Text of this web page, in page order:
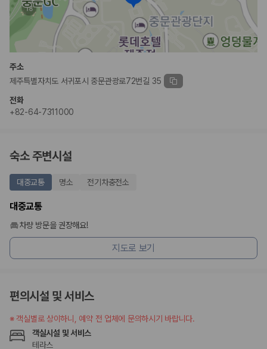
2. 보험 조건은 가격만큼 중요합니다
완전자차와 슈퍼자차는 업체별 보장 범위가 다를 수 있습니다. 카모아에서
는 제주 렌트카 가격과 함께 보험 조건을 비교해 여행 스타일에 맞는 보장
수준을 선택할 수 있습니다.
3. 제주공항 접근성과 셔틀 조건을 함께 확인하세요
제주 렌트카는 차량 인수 위치와 셔틀 편의성에 따라 실제 이용 만족도가
제주도 렌트카 차종별 가격비교
경차·소형차
가 가장 먼저 비교하는 차종입니다.
준중형·중형차
커플·친구 여행에서 많이 선택되며 가격과 승차감의 균형이 좋은 차
SUV
단체 여행이나 4인 이상 가족 여행에 적합하며 인원수, 짐 공간, 보
제주렌트카 보험까지 비교해야 진짜 가격비교입
주소
제주특별자치도 서귀포시 중문관광로72번길 35
전화
+82-64-7311000
숙소 주변시설
대중교통 명소 전기차충전소
대중교통
차량 방문을 권장해요!
지도로 보기
편의시설 및 서비스
※객실별로 상이하니, 예약 전 업체에 문의하시기 바랍니다.
객실시설 및 서비스
테라스